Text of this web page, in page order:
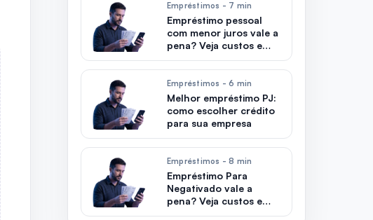
Empréstimos - 7 min
Empréstimo pessoal
com menor juros vale a
pena? Veja custos e
riscos
Empréstimos - 6 min
Melhor empréstimo PJ:
como escolher crédito
para sua empresa
Empréstimos - 8 min
Empréstimo Para
Negativado vale a
pena? Veja custos e
riscos